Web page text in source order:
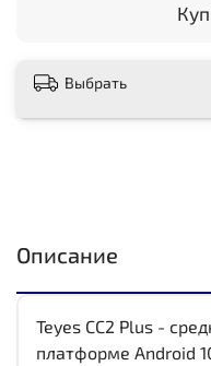
Выбрать
Описание
Teyes CC2 Plus -
платформе Android